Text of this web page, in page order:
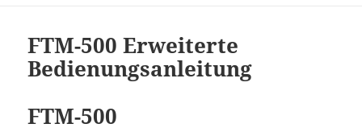
FTM-500 Erweiterte
Bedienungsanleitung
FTM-500